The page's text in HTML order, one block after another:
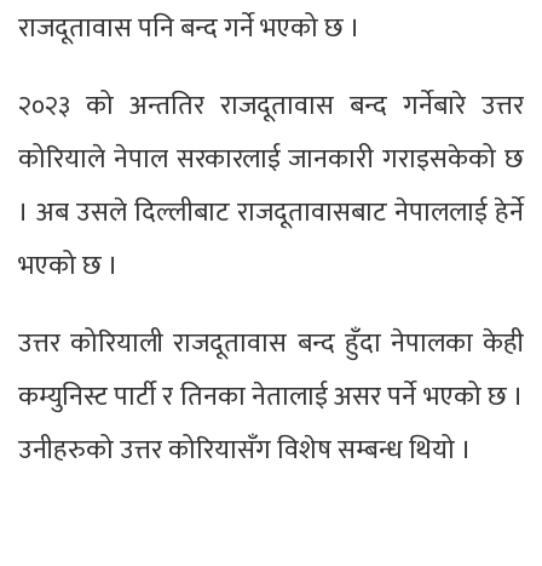
राजदूतावास पनि बन्द गर्ने भएको छ ।
२०२३ को अन्ततिर राजदूतावास बन्द गर्नेबारे उत्तर
कोरियाले नेपाल सरकारलाई जानकारी गराइसकेको छ
। अब उसले दिल्लीबाट राजदूतावासबाट नेपाललाई हेर्ने
भएको छ ।
उत्तर कोरियाली राजदूतावास बन्द हुँदा नेपालका केही
कम्युनिस्ट पार्टी र तिनका नेतालाई असर पर्ने भएको छ ।
उनीहरुको उत्तर कोरियासँग विशेष सम्बन्ध थियो ।